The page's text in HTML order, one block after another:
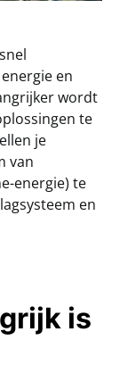
en
wordt
te
je
van
energie) te
en
is